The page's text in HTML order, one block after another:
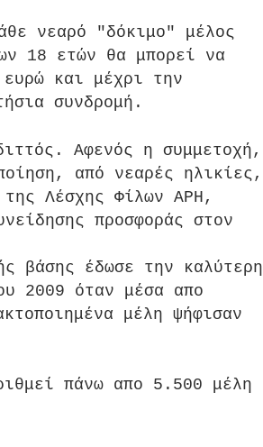
νεαρό "δόκιμο" μέλος
18 ετών θα μπορεί να
και μέχρι την
συνδρομή.
Αφενός η συμμετοχή,
από νεαρές ηλικίες,
Λέσχης Φίλων ΑΡΗ,
προσφοράς στον
βάσης έδωσε την καλύτερη
2009 όταν μέσα απο
μέλη ψήφισαν
πάνω απο 5.500 μέλη